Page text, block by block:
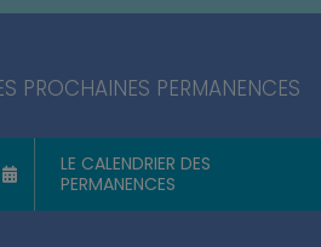
PROCHAINES PERMANENCES
LE CALENDRIER DES
PERMANENCES